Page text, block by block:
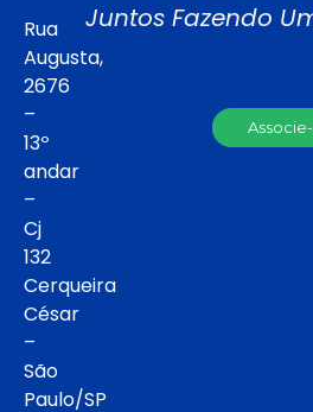
Rua
Augusta,
2676
–
13º
andar
–
Cj
132
Cerqueira
César
–
São
Paulo/SP
Juntos Fazendo